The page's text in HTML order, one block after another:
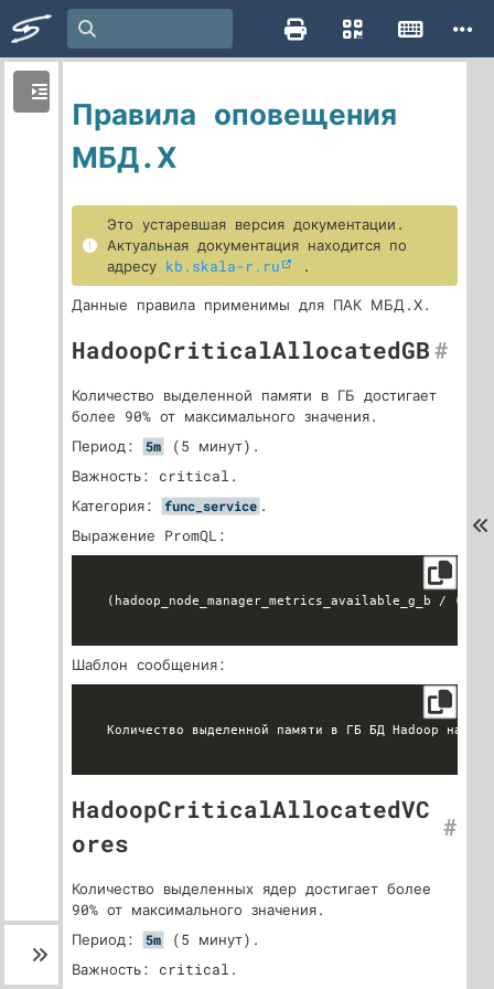
Правила оповещения
МБД.Х
Это устаревшая версия документации.
Актуальная документация находится по
адресу kb.skala-r.ru
.
Данные правила применимы для ПАК МБД.Х.
HadoopCriticalAllocatedGB#
Количество выделенной памяти в ГБ достигает
более 90% от максимального значения.
Период:
5m
(5 минут).
Важность: critical.
Категория:
func_service .
Выражение PromQL:
Шаблон сообщения:
HadoopCriticalAllocatedVC
ores
#
Количество выделенных ядер достигает более
90% от максимального значения.
Период:
5m
(5 минут).
Важность: critical.